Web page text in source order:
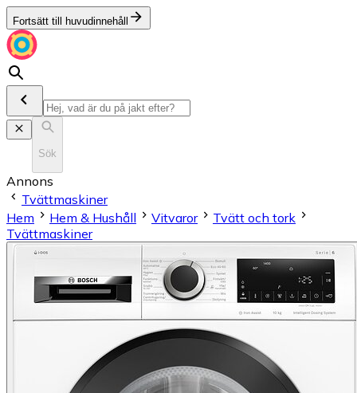
Fortsätt till huvudinnehåll
Sök
Annons
Tvättmaskiner
Hem
Hem & Hushåll Vitvaror
Tvätt och tork
Tvättmaskiner